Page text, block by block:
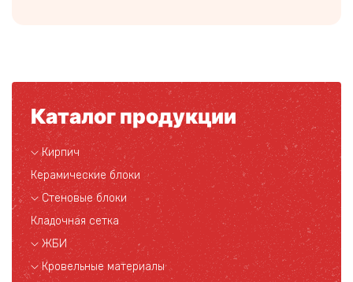
Каталог продукции
Кирпич
Керамические блоки
Стеновые блоки
Кладочная сетка
ЖБИ
Кровельные материалы